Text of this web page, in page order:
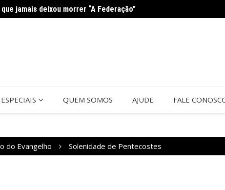
jamais deixou morrer “A Federação”
José Cerco de Jericó
ESPECIAIS QUEM SOMOS AJUDE FALE
do Evangelho Solenidade de Pentecostes